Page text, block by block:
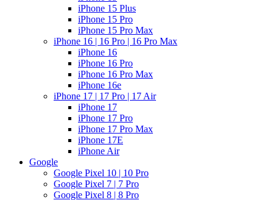
iPhone 15 Plus
iPhone 15 Pro
iPhone 15 Pro Max
iPhone 16 | 16 Pro | 16 Pro Max
iPhone 16
iPhone 16 Pro
iPhone 16 Pro Max
iPhone 16e
iPhone 17 | 17 Pro | 17 Air
iPhone 17
iPhone 17 Pro
iPhone 17 Pro Max
iPhone 17E
iPhone Air
Google
Google Pixel 10 | 10 Pro
Google Pixel 7 | 7 Pro
Google Pixel 8 | 8 Pro